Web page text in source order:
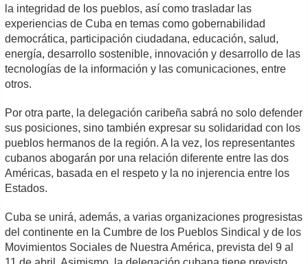
la integridad de los pueblos, así como trasladar las
experiencias de Cuba en temas como gobernabilidad
democrática, participación ciudadana, educación, salud,
energía, desarrollo sostenible, innovación y desarrollo de las
tecnologías de la información y las comunicaciones, entre
otros.
Por otra parte, la delegación caribeña sabrá no solo defender
sus posiciones, sino también expresar su solidaridad con los
pueblos hermanos de la región. A la vez, los representantes
cubanos abogarán por una relación diferente entre las dos
Américas, basada en el respeto y la no injerencia entre los
Estados.
Cuba se unirá, además, a varias organizaciones progresistas
del continente en la Cumbre de los Pueblos Sindical y de los
Movimientos Sociales de Nuestra América, prevista del 9 al